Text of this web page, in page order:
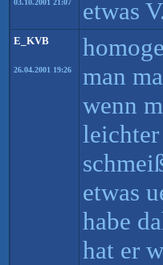
03.10.2001 21:07
etwas
E_KVB
26.04.2001 19:26
man
wenn
etwas
habe
hat er